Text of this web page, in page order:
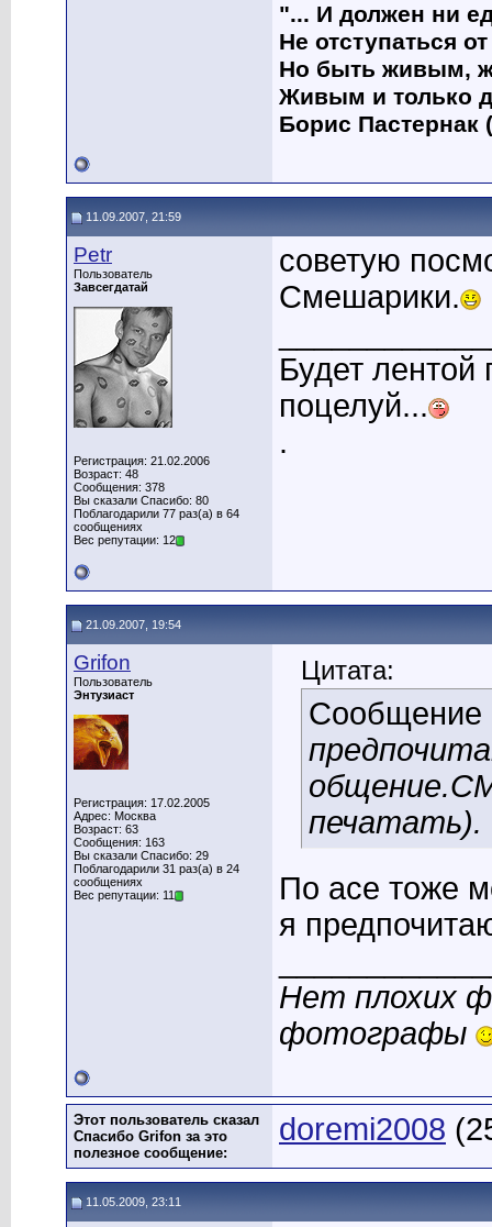
"... И должен ни
Не отступаться
Но быть живым,
Живым и только
Борис Пастернак
11.09.2007, 21:59
Petr
Пользователь
Завсегдатай
Регистрация: 21.02.2006
Возраст: 48
Сообщения: 378
Вы сказали Спасибо: 80
Поблагодарили 77 раз(а) в 64
сообщениях
Вес репутации: 12
советую
Смешарики.
Будет лентой
поцелуй...
.
21.09.2007, 19:54
Grifon
Пользователь
Энтузиаст
Регистрация: 17.02.2005
Адрес: Москва
Возраст: 63
Сообщения: 163
Вы сказали Спасибо: 29
Поблагодарили 31 раз(а) в 24
сообщениях
Вес репутации: 11
Цитата:
Сообщение
печатать).
По асе тоже
я
Нет плохих
фотографы
Этот пользователь сказал
Спасибо Grifon за это
полезное сообщение:
doremi2008
11.05.2009, 23:11